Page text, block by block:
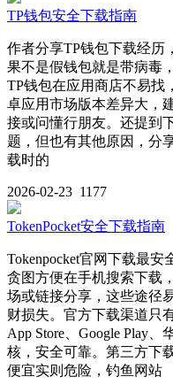
TP钱包安全下载指南
作者分享TP钱包下载经历
果不是假钱包就是带病毒
TP钱包在应用商店不易找
卓应用市场版本差异大，
接或问懂行朋友。还提到
题，但也有其他原因，分
载时的
2026-02-23 1177
TokenPocket安全下载指南
Tokenpocket官网下载最
贪图方便在手机搜索下载
场或链接分享，这些途径
财损失。官方下载渠道只
App Store、Google Play
核，安全可靠。第三方下
便宜实则危险，钓鱼网站